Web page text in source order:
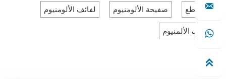
المقاطع صفيحة الألومنيوم لفائف الألومنيوم
لفائف الألمنيوم


